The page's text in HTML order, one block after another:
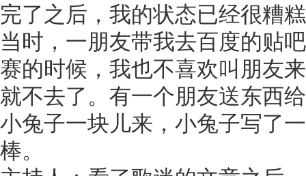
完了之后，我的状态已经很糟
当时，一朋友带我去百度的贴
赛的时候，我也不喜欢叫朋友
就不去了。有一个朋友送东西
小兔子一块儿来，小兔子写了
棒。